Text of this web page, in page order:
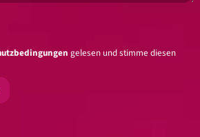
gelesen und stimme diesen